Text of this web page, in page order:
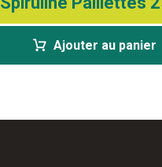
Ajouter au panier